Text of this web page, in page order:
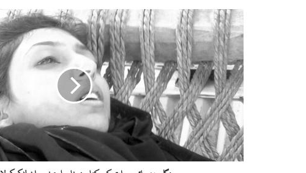
م
ن
گ
ل
و
ر
،
د
ی
ا
ئ